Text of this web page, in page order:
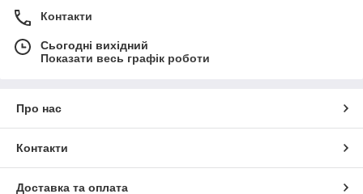
Контакти
Сьогодні вихідний
Показати весь графік роботи
Про нас
Контакти
Доставка та оплата